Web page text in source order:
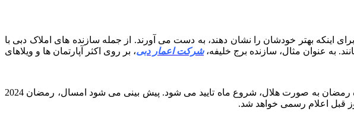
بهتر خودشان را نشان دهند، به دست می آورند. از جمله سازنده های املاک دبی با
به عنوان مثال، سازنده برج خلیفه،شرکت اعمار دبی، بر روی اکثر آپارتمان ها و ویلاهای
ماه رمضان در دبی مانند تمام ماه های قمری اسلامی، با رؤیت هلال ماه آغاز می شود. همچنین هر سال با رویت ماه رمضان به صورت هلال، شروع ماه تایید می شود. پیش بینی می شود امسال، رمضان 2024
قبل اعلام رسمی خواهد شد.